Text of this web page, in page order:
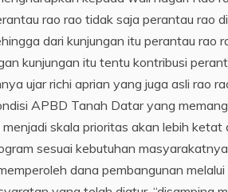
rao rao tidak saja perantau rao
dari kunjungan itu perantau
kunjungan itu tentu kontribusi
ujar richi aprian yang juga asli rao
APBD Tanah Datar yang
skala prioritas akan lebih
sesuai kebutuhan
dana pembangunan